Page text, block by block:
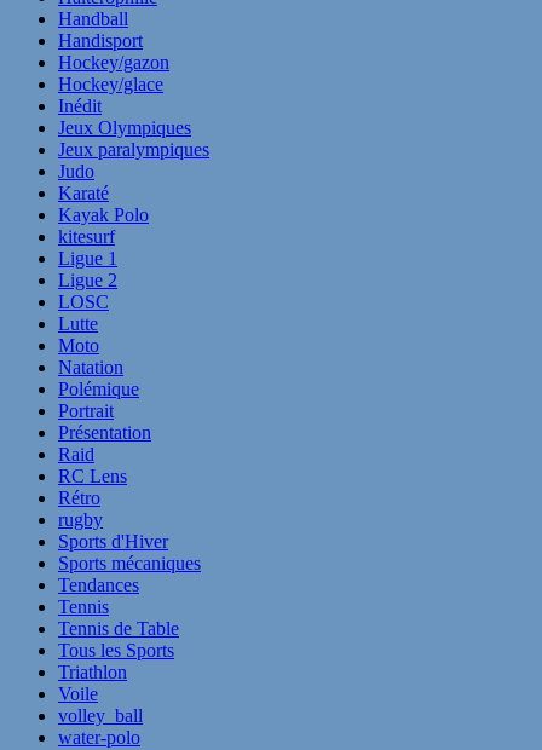
Handball
Handisport
Hockey/gazon
Hockey/glace
Inédit
Jeux Olympiques
Jeux paralympiques
Judo
Karaté
Kayak Polo
kitesurf
Ligue 1
Ligue 2
LOSC
Lutte
Moto
Natation
Polémique
Portrait
Présentation
Raid
RC Lens
Rétro
rugby
Sports d'Hiver
Sports mécaniques
Tendances
Tennis
Tennis de Table
Tous les Sports
Triathlon
Voile
volley_ball
water-polo